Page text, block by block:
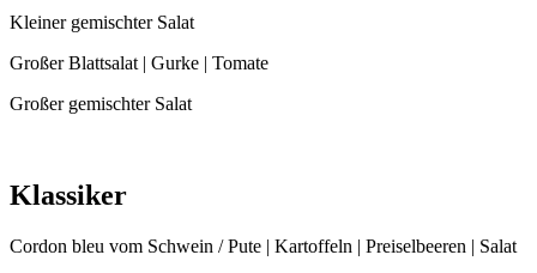
Kleiner gemischter Salat
Großer Blattsalat | Gurke | Tomate
Großer gemischter Salat
Klassiker
Cordon bleu vom Schwein / Pute | Kartoffeln | Preiselbeeren | Salat